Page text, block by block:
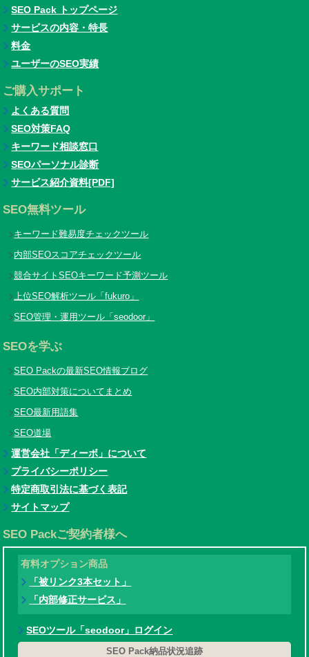
SEO Pack トップページ
サービスの内容・特長
料金
ユーザーのSEO実績
ご購入サポート
よくある質問
SEO対策FAQ
キーワード相談窓口
SEOパーソナル診断
サービス紹介資料[PDF]
SEO無料ツール
キーワード難易度チェックツール
内部SEOスコアチェックツール
競合サイトSEOキーワード予測ツール
上位SEO解析ツール「fukuro」
SEO管理・運用ツール「seodoor」
SEOを学ぶ
SEO Packの最新SEO情報ブログ
SEO内部対策についてまとめ
SEO最新用語集
SEO道場
運営会社「ディーボ」について
プライバシーポリシー
特定商取引法に基づく表記
サイトマップ
SEO Packご契約者様へ
有料オプション商品
「被リンク3本セット」
「内部修正サービス」
SEOツール「seodoor」ログイン
SEO Pack納品状況追跡